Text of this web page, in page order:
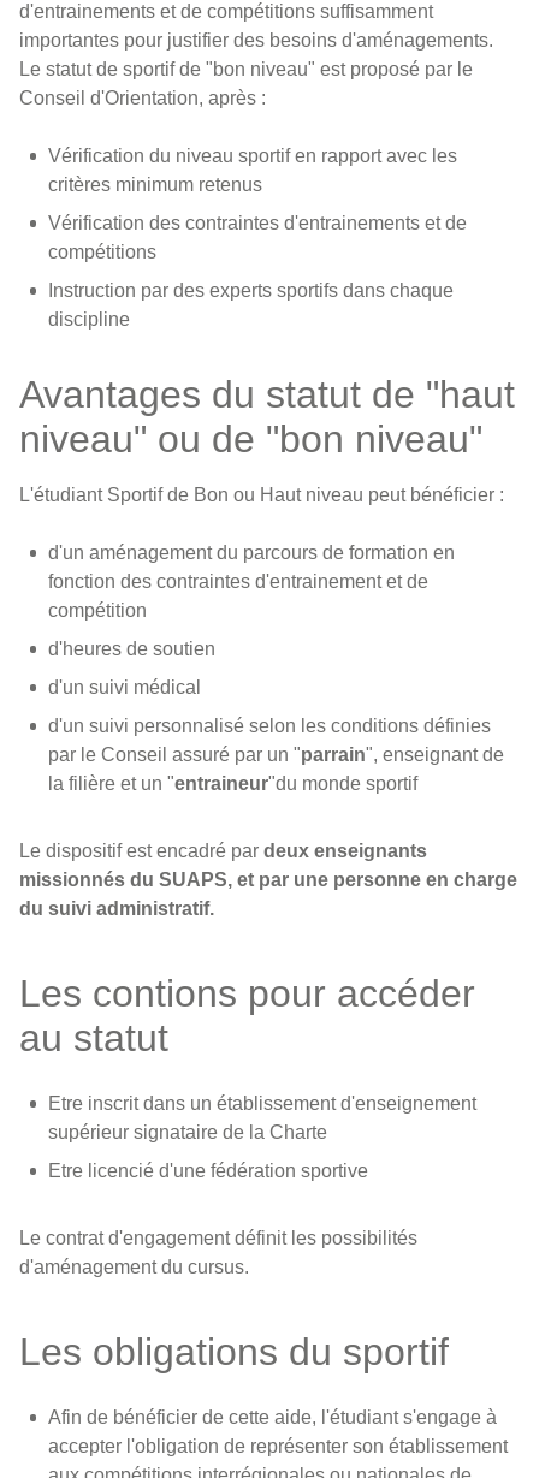
d'entrainements et de compétitions suffisamment
importantes pour justifier des besoins d'aménagements.
Le statut de sportif de "bon niveau" est proposé par le
Conseil d'Orientation, après :
Vérification du niveau sportif en rapport avec les
critères minimum retenus
Vérification des contraintes d'entrainements et de
compétitions
Instruction par des experts sportifs dans chaque
discipline
Avantages du statut de "haut
niveau" ou de "bon niveau"
L'étudiant Sportif de Bon ou Haut niveau peut bénéficier :
d'un aménagement du parcours de formation en
fonction des contraintes d'entrainement et de
compétition
d'heures de soutien
d'un suivi médical
d'un suivi personnalisé selon les conditions définies
par le Conseil assuré par un "parrain", enseignant de
la filière et un "entraineur"du monde sportif
Le dispositif est encadré par deux enseignants
missionnés du SUAPS, et par une personne en charge
du suivi administratif.
Les contions pour accéder
au statut
Etre inscrit dans un établissement d'enseignement
supérieur signataire de la Charte
Etre licencié d'une fédération sportive
Le contrat d'engagement définit les possibilités
d'aménagement du cursus.
Les obligations du sportif
Afin de bénéficier de cette aide, l'étudiant s'engage à
accepter l'obligation de représenter son établissement